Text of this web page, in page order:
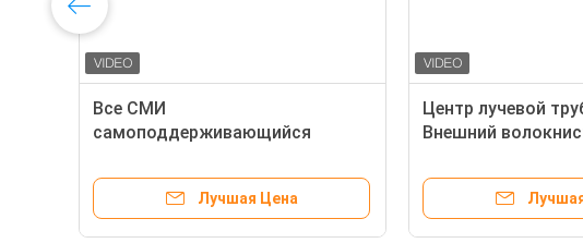
Все СМИ
самоподдерживающийся
легкий с обшивкой AT
Лучшая Цена
Центр лучевой
Внешний
боковой силы